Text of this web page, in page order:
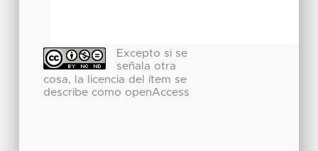
Excepto si se
señala otra
cosa, la licencia del ítem se
describe como openAccess